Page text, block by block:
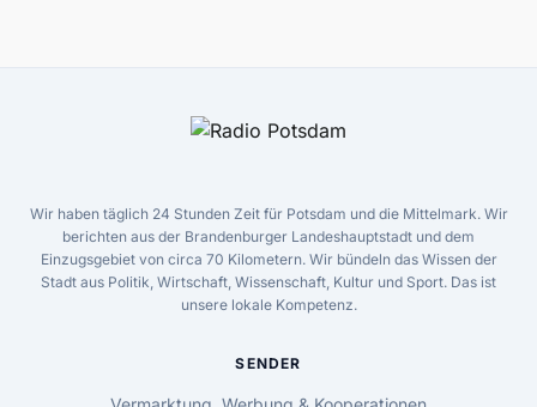
Wir haben täglich 24 Stunden Zeit für Potsdam und die Mittelmark. Wir
berichten aus der Brandenburger Landeshauptstadt und dem
Einzugsgebiet von circa 70 Kilometern. Wir bündeln das Wissen der
Stadt aus Politik, Wirtschaft, Wissenschaft, Kultur und Sport. Das ist
unsere lokale Kompetenz.
SENDER